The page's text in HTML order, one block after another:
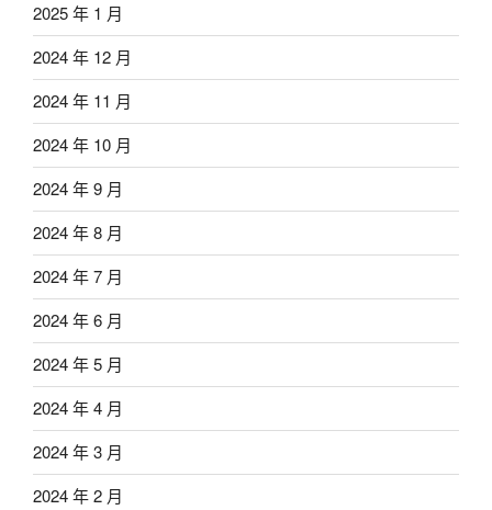
2025 年 1 月
2024 年 12 月
2024 年 11 月
2024 年 10 月
2024 年 9 月
2024 年 8 月
2024 年 7 月
2024 年 6 月
2024 年 5 月
2024 年 4 月
2024 年 3 月
2024 年 2 月